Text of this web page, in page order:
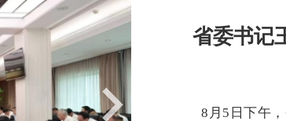
省委书记
8月5日下午